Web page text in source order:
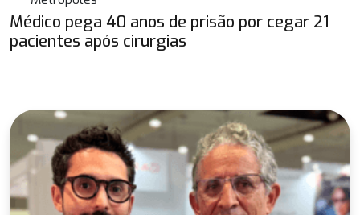
Médico pega 40 anos de prisão por cegar 21
pacientes após cirurgias